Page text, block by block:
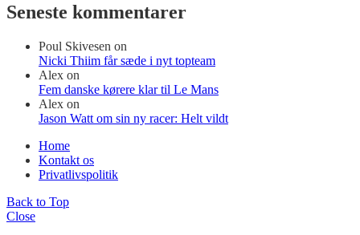
Seneste kommentarer
Poul Skivesen on
Nicki Thiim får sæde i nyt topteam
Alex on
Fem danske kørere klar til Le Mans
Alex on
Jason Watt om sin ny racer: Helt vildt
Home
Kontakt os
Privatlivspolitik
Back to Top
Close